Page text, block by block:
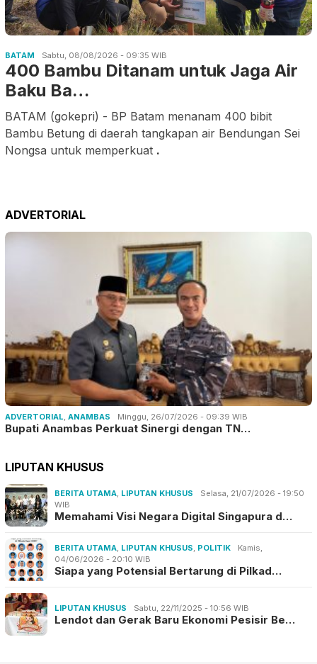
BATAM Sabtu, 08/08/2026 - 09:35 WIB
400 Bambu Ditanam untuk Jaga Air
Baku Ba…
BATAM (gokepri) - BP Batam menanam 400 bibit
Bambu Betung di daerah tangkapan air Bendungan Sei
Nongsa untuk memperkuat .
ADVERTORIAL
ADVERTORIAL ANAMBAS Minggu, 26/07/2026 - 09:39 WIB
Bupati Anambas Perkuat Sinergi dengan TN…
LIPUTAN KHUSUS
BERITA UTAMA LIPUTAN KHUSUS
Selasa, 21/07/2026 - 19:50
WIB
Memahami Visi Negara Digital Singapura d…
BERITA UTAMA LIPUTAN KHUSUS POLITIK
Kamis,
04/06/2026 - 20:10 WIB
Siapa yang Potensial Bertarung di Pilkad…
LIPUTAN KHUSUS Sabtu, 22/11/2025 - 10:56 WIB
Lendot dan Gerak Baru Ekonomi Pesisir Be…